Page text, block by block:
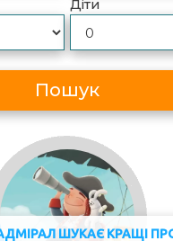
Діти
Пошук
ШУКАЄ КРАЩІ